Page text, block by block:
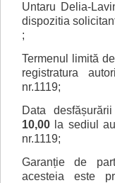
Untaru Delia-
dispozitia
;
Termenul limită
registratura
nr.1119;
Data
10,00 la sediul
nr.1119;
Garanție de
acesteia este